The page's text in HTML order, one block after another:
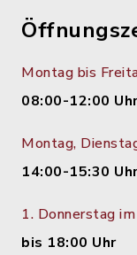
Montag bis
08:00-12:00
Montag,
14:00-15:30
1. Donnerstag
bis 18:00 Uhr